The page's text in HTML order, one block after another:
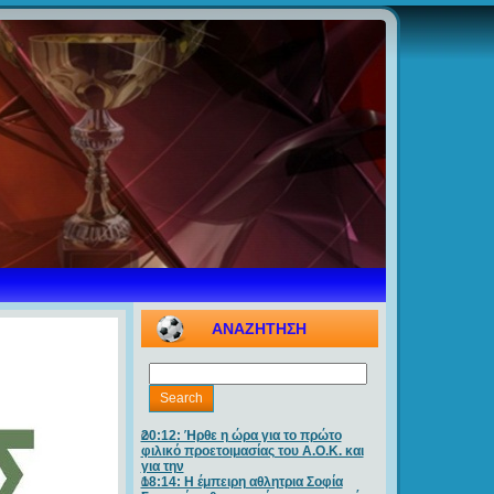
ΑΝΑΖΗΤΗΣΗ
20:12: Ήρθε η ώρα για το πρώτο
φιλικό προετοιμασίας του Α.Ο.Κ. και
για την
18:14: Η έμπειρη αθλητρια Σοφία